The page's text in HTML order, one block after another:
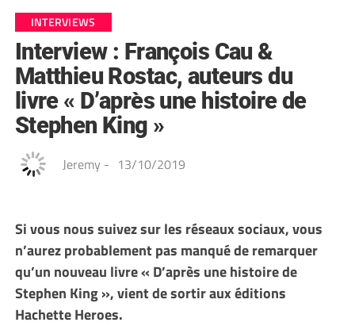
INTERVIEWS
Interview : François Cau &
Matthieu Rostac, auteurs du
livre « D’après une histoire de
Stephen King »
Jeremy - 13/10/2019
Si vous nous suivez sur les réseaux sociaux, vous
n’aurez probablement pas manqué de remarquer
qu’un nouveau livre « D’après une histoire de
Stephen King », vient de sortir aux éditions
Hachette Heroes.